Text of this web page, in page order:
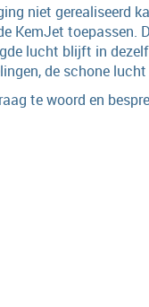
niet gerealiseerd
KemJet toepassen.
lucht blijft in
de schone
te woord en